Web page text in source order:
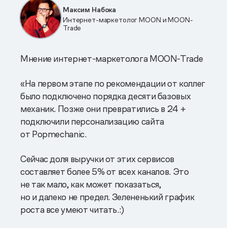
Максим Набока
Интернет-маркетолог MOON и MOON-
Trade
Мнение интернет-маркетолога MOON-Trade
«На первом этапе по рекомендации от коллег
было подключено порядка десяти базовых
механик. Позже они превратились в 24 +
подключили персонализацию сайта
от Popmechanic.
Сейчас доля выручки от этих сервисов
составляет более 5% от всех каналов. Это
не так мало, как может показаться,
но и далеко не предел. Зелененький график
роста все умеют читать.:)